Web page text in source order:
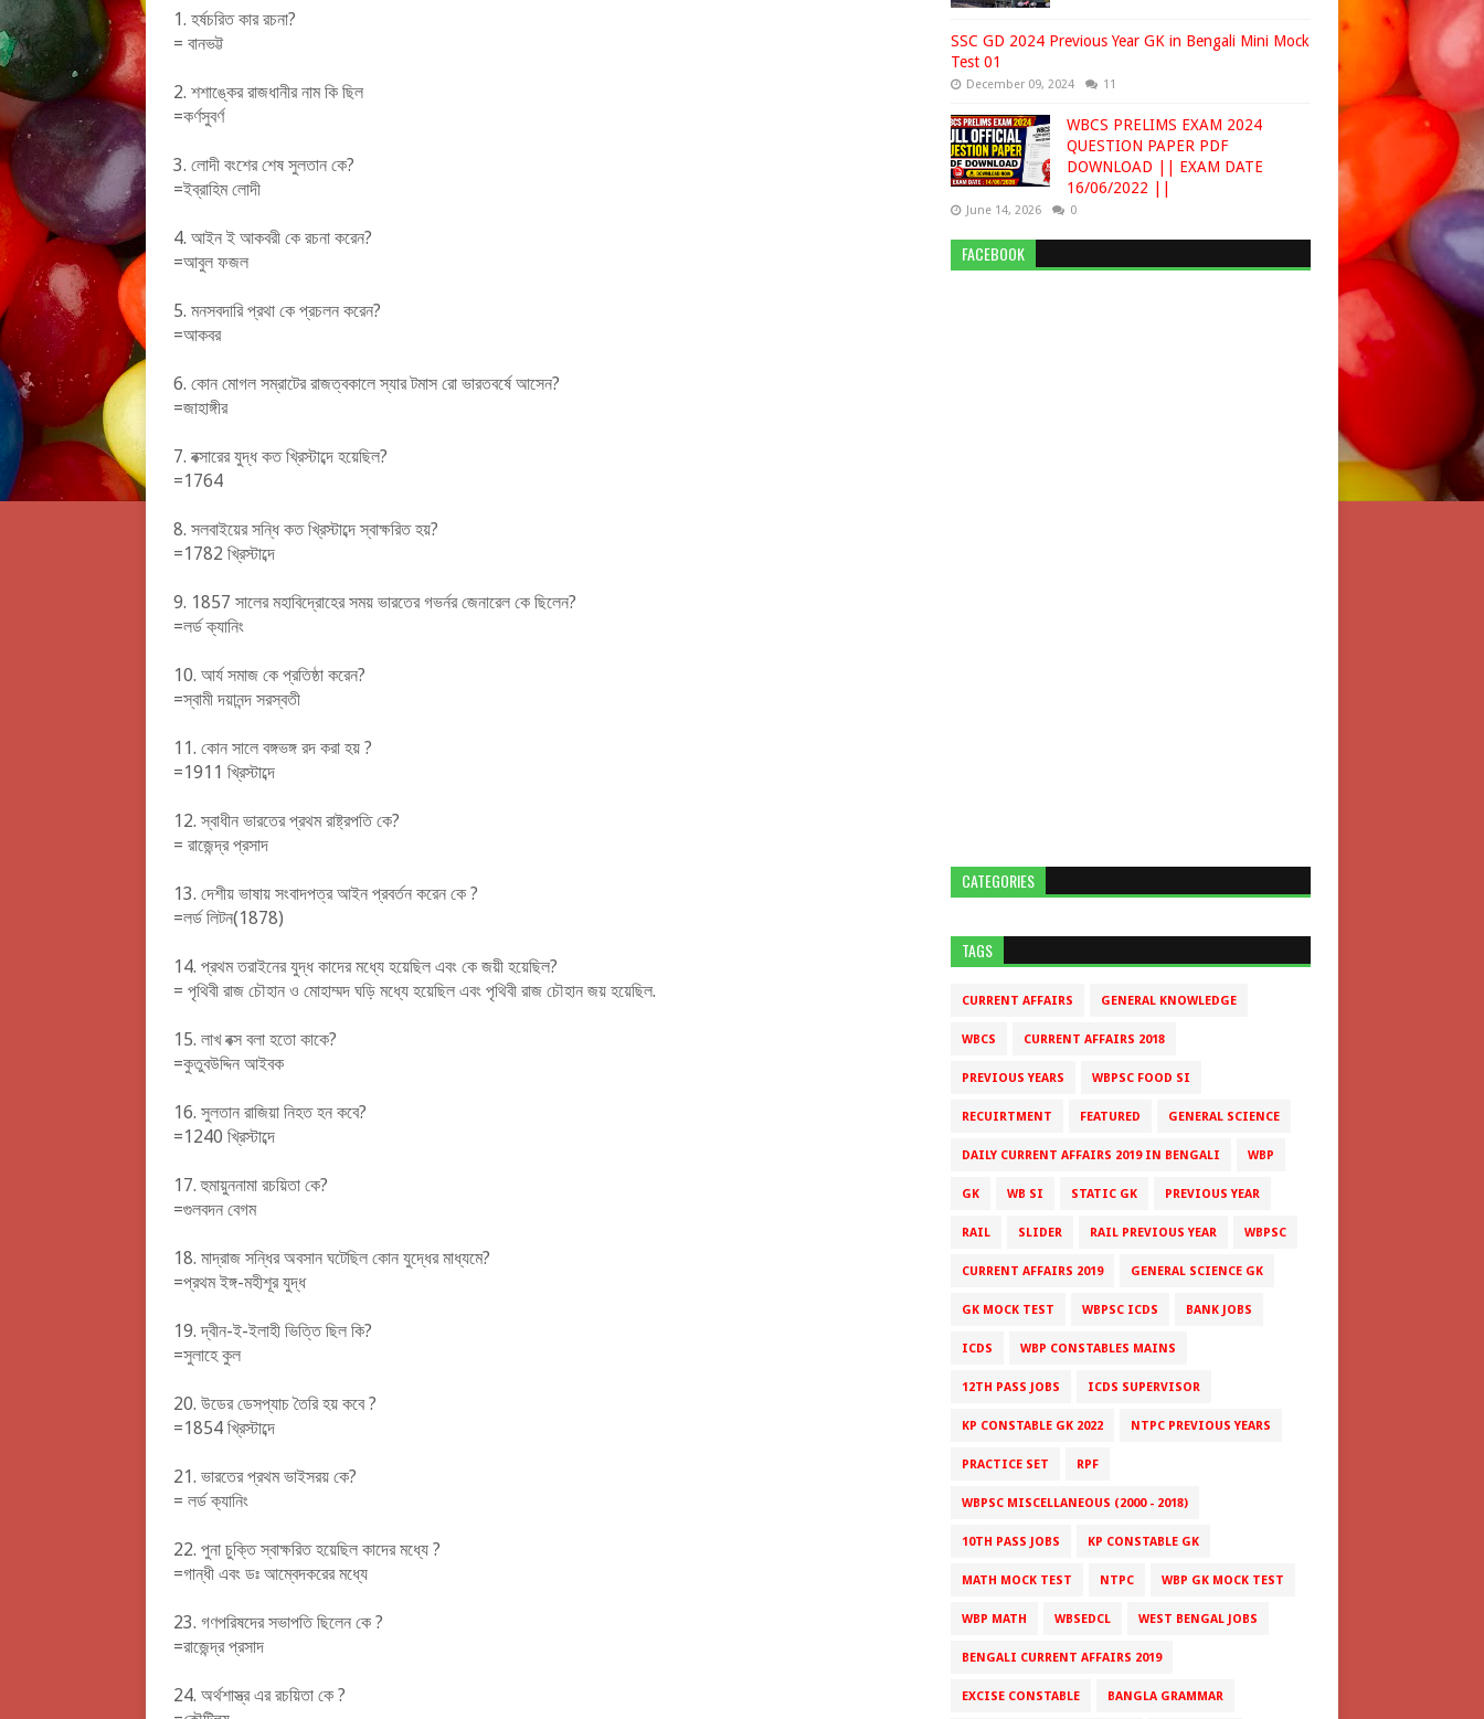
1. হর্ষচরিত কার রচনা?
= বানভট্ট
2. শশাঙ্কের রাজধানীর নাম কি ছিল
=কর্ণসুবর্ণ
3. লোদী বংশের শেষ সুলতান কে?
=ইব্রাহিম লোদী
4. আইন ই আকবরী কে রচনা করেন?
=আবুল ফজল
5. মনসবদারি প্রথা কে প্রচলন করেন?
=আকবর
6. কোন মোগল সম্রাটের রাজত্বকালে স্যার টমাস রো ভারতবর্ষে আসেন?
=জাহাঙ্গীর
7. বক্সারের যুদ্ধ কত খ্রিস্টাব্দে হয়েছিল?
=1764
8. সলবাইয়ের সন্ধি কত খ্রিস্টাব্দে স্বাক্ষরিত হয়?
=1782 খ্রিস্টাব্দে
9. 1857 সালের মহাবিদ্রোহের সময় ভারতের গভর্নর জেনারেল কে ছিলেন?
=লর্ড ক্যানিং
10. আর্য সমাজ কে প্রতিষ্ঠা করেন?
=স্বামী দয়ানন্দ সরস্বতী
11. কোন সালে বঙ্গভঙ্গ রদ করা হয় ?
=1911 খ্রিস্টাব্দে
12. স্বাধীন ভারতের প্রথম রাষ্ট্রপতি কে?
= রাজেন্দ্র প্রসাদ
13. দেশীয় ভাষায় সংবাদপত্র আইন প্রবর্তন করেন কে ?
=লর্ড লিটন(1878)
14. প্রথম তরাইনের যুদ্ধ কাদের মধ্যে হয়েছিল এবং কে জয়ী হয়েছিল?
= পৃথিবী রাজ চৌহান ও মোহাম্মদ ঘড়ি মধ্যে হয়েছিল এবং পৃথিবী রাজ চৌহান জয় হয়েছিল.
15. লাখ বক্স বলা হতো কাকে?
=কুতুবউদ্দিন আইবক
16. সুলতান রাজিয়া নিহত হন কবে?
=1240 খ্রিস্টাব্দে
17. হুমায়ুননামা রচয়িতা কে?
=গুলবদন বেগম
18. মাদ্রাজ সন্ধির অবসান ঘটেছিল কোন যুদ্ধের মাধ্যমে?
=প্রথম ইঙ্গ-মহীশূর যুদ্ধ
19. দ্বীন-ই-ইলাহী ভিত্তি ছিল কি?
=সুলাহে কুল
20. উডের ডেসপ্যাচ তৈরি হয় কবে ?
=1854 খ্রিস্টাব্দে
21. ভারতের প্রথম ভাইসরয় কে?
= লর্ড ক্যানিং
22. পুনা চুক্তি স্বাক্ষরিত হয়েছিল কাদের মধ্যে ?
=গান্ধী এবং ডঃ আম্বেদকরের মধ্যে
23. গণপরিষদের সভাপতি ছিলেন কে ?
=রাজেন্দ্র প্রসাদ
24. অর্থশাস্ত্র এর রচয়িতা কে ?
SSC GD 2024 Previous Year GK in Bengali Mini Mock
Test 01
December 09, 2024 11
WBCS PRELIMS EXAM 2024
QUESTION PAPER PDF
DOWNLOAD || EXAM DATE
16/06/2022 ||
June 14, 2026 0
FACEBOOK
CATEGORIES
TAGS
CURRENT AFFAIRS GENERAL KNOWLEDGE
WBCS CURRENT AFFAIRS 2018
PREVIOUS YEARS WBPSC FOOD SI
RECUIRTMENT FEATURED GENERAL SCIENCE
DAILY CURRENT AFFAIRS 2019 IN BENGALI WBP
GK WB SI STATIC GK PREVIOUS YEAR
RAIL SLIDER RAIL PREVIOUS YEAR WBPSC
CURRENT AFFAIRS 2019 GENERAL SCIENCE GK
GK MOCK TEST WBPSC ICDS BANK JOBS
ICDS WBP CONSTABLES MAINS
12TH PASS JOBS ICDS SUPERVISOR
KP CONSTABLE GK 2022 NTPC PREVIOUS YEARS
PRACTICE SET RPF
WBPSC MISCELLANEOUS (2000 - 2018)
10TH PASS JOBS KP CONSTABLE GK
MATH MOCK TEST NTPC WBP GK MOCK TEST
WBP MATH WBSEDCL WEST BENGAL JOBS
BENGALI CURRENT AFFAIRS 2019
EXCISE CONSTABLE BANGLA GRAMMAR